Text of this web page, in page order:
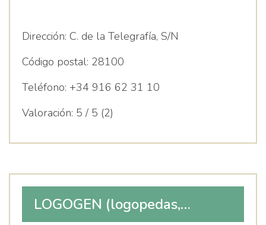
Dirección: C. de la Telegrafía, S/N
Código postal: 28100
Teléfono: +34 916 62 31 10
Valoración: 5 / 5 (2)
LOGOGEN (logopedas,